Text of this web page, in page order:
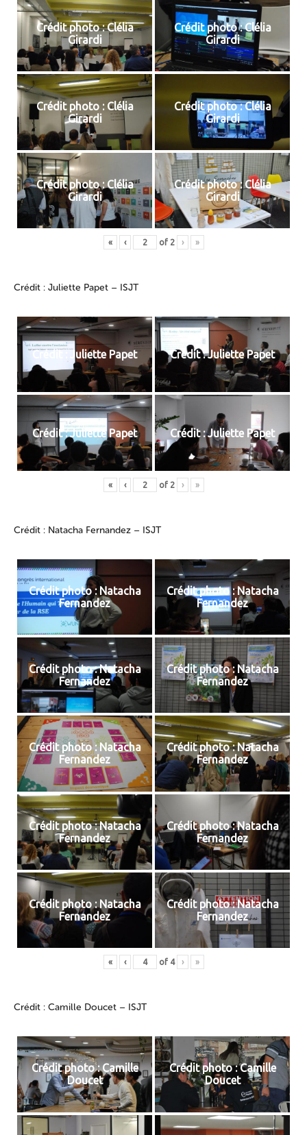
Crédit photo : Clélia
Girardi
Crédit photo : Clélia
Girardi
Crédit photo : Clélia
Girardi
Crédit photo : Clélia
Girardi
Crédit photo : Clélia
Girardi
Crédit photo : Clélia
Girardi
« ‹ of 2 › »
Crédit : Juliette Papet – ISJT
Crédit : Juliette Papet Crédit : Juliette Papet
Crédit : Juliette Papet Crédit : Juliette Papet
« ‹ of 2 › »
Crédit : Natacha Fernandez – ISJT
Crédit photo : Natacha
Fernandez
Crédit photo : Natacha
Fernandez
Crédit photo : Natacha
Fernandez
Crédit photo : Natacha
Fernandez
Crédit photo : Natacha
Fernandez
Crédit photo : Natacha
Fernandez
Crédit photo : Natacha
Fernandez
Crédit photo : Natacha
Fernandez
Crédit photo : Natacha
Fernandez
Crédit photo : Natacha
Fernandez
« ‹ of 4 › »
Crédit : Camille Doucet – ISJT
Crédit photo : Camille
Doucet
Crédit photo : Camille
Doucet